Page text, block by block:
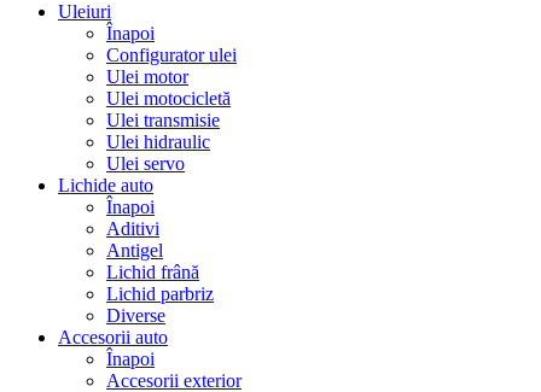
Uleiuri
Înapoi
Configurator ulei
Ulei motor
Ulei motocicletă
Ulei transmisie
Ulei hidraulic
Ulei servo
Lichide auto
Înapoi
Aditivi
Antigel
Lichid frână
Lichid parbriz
Diverse
Accesorii auto
Înapoi
Accesorii exterior